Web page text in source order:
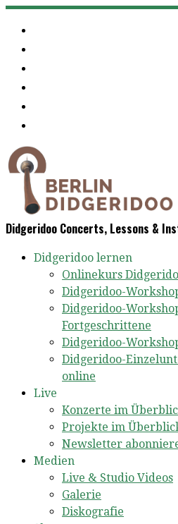
Zum
Inhalt
springen
Didgeridoo Concerts, Lessons &
Didgeridoo lernen
Onlinekurs
Didgeridoo-
Didgeridoo-
Fortgeschrittene
Didgeridoo-
Didgeridoo-
online
Live
Konzerte im
Projekte im
Newsletter
Medien
Live & Studio Videos
Galerie
Diskografie